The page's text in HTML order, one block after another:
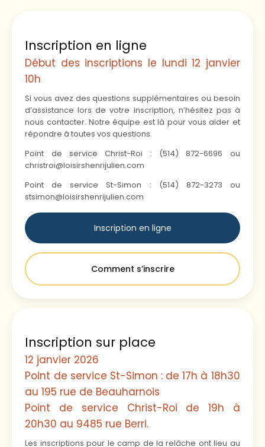
Inscription en ligne
Début des inscriptions le lundi 12 janvier
10h
Si vous avez des questions supplémentaires ou besoin
d’assistance lors de votre inscription, n’hésitez pas à
nous contacter. Notre équipe est là pour vous aider et
répondre à toutes vos questions.
Point de service Christ-Roi : (514) 872-6696 ou
christroi@loisirshenrijulien.com
Point de service St-Simon : (514) 872-3273 ou
stsimon@loisirshenrijulien.com
Inscription en ligne
Comment s’inscrire
Inscription sur place
12 janvier 2026
Point de service St-Simon : de 17h à 18h30
au 195 rue de Beauharnois
Point de service Christ-Roi de 19h à
20h30 au 9485 rue Berri.
Les inscriptions pour le camp de la relâche ont lieu au